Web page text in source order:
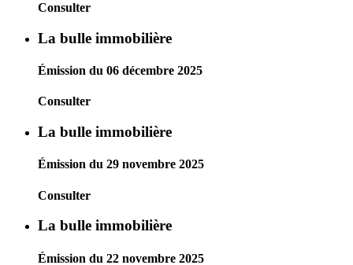
Consulter
La bulle immobilière
Émission du 06 décembre 2025
Consulter
La bulle immobilière
Émission du 29 novembre 2025
Consulter
La bulle immobilière
Émission du 22 novembre 2025